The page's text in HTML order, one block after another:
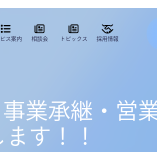
ス案内 相談会 トピックス 採用情報
業承継・営
す！！